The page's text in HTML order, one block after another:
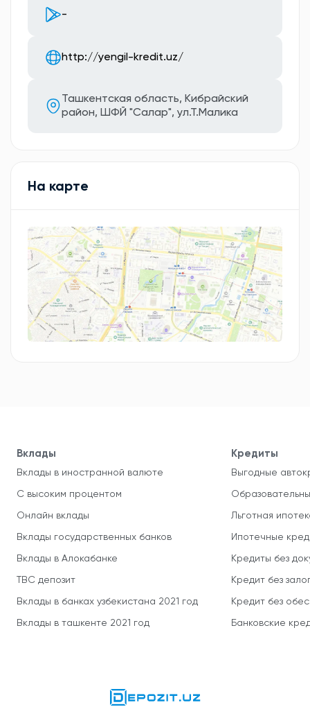
-
http://yengil-kredit.uz/
Ташкентская область, Кибрайский
район, ШФЙ "Салар", ул.Т.Малика
На карте
Вклады
Вклады в иностранной валюте
С высоким процентом
Онлайн вклады
Вклады государственных банков
Вклады в Алокабанке
TBC депозит
Вклады в банках узбекистана 2021 год
Вклады в ташкенте 2021 год
Кредиты
Выгодные
Льготная
Ипотечные
Кредиты без
Кредит без
Кредит без
Банковские